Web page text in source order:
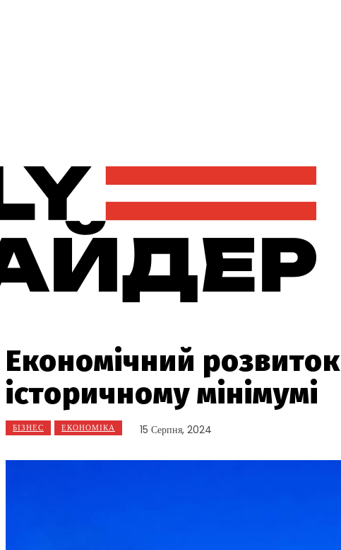
Економічний
історичному мінімумі
БІЗНЕС ЕКОНОМІКА 15 Серпня, 2024